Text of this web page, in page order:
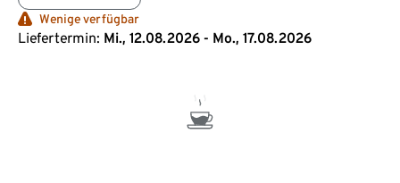
Wenige verfügbar
Liefertermin: Mi., 12.08.2026 - Mo., 17.08.2026